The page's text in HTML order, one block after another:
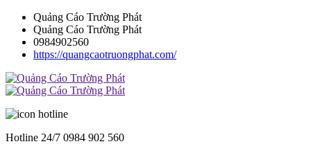
Quảng Cáo Trường Phát
Quảng Cáo Trường Phát
0984902560
https://quangcaotruongphat.com/
Hotline 24/7 0984 902 560